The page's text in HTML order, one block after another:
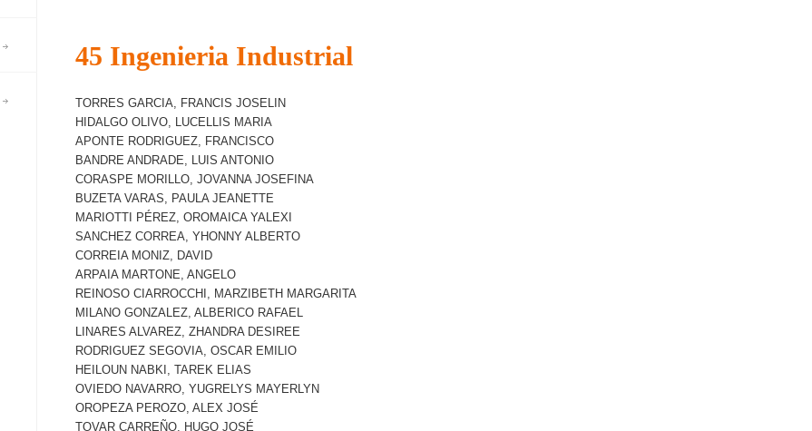
45 Ingenieria Industrial
TORRES GARCIA, FRANCIS JOSELIN
HIDALGO OLIVO, LUCELLIS MARIA
APONTE RODRIGUEZ, FRANCISCO
BANDRE ANDRADE, LUIS ANTONIO
CORASPE MORILLO, JOVANNA JOSEFINA
BUZETA VARAS, PAULA JEANETTE
MARIOTTI PÉREZ, OROMAICA YALEXI
SANCHEZ CORREA, YHONNY ALBERTO
CORREIA MONIZ, DAVID
ARPAIA MARTONE, ANGELO
REINOSO CIARROCCHI, MARZIBETH MARGARITA
MILANO GONZALEZ, ALBERICO RAFAEL
LINARES ALVAREZ, ZHANDRA DESIREE
RODRIGUEZ SEGOVIA, OSCAR EMILIO
HEILOUN NABKI, TAREK ELIAS
OVIEDO NAVARRO, YUGRELYS MAYERLYN
OROPEZA PEROZO, ALEX JOSÉ
TOVAR CARREÑO, HUGO JOSÉ